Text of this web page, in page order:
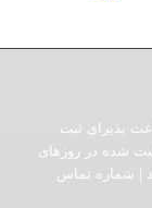
ایستگاه نرد به صورت ۲۴ ساعت پذیرای ثبت
شده در روزهای
| شماره تماس